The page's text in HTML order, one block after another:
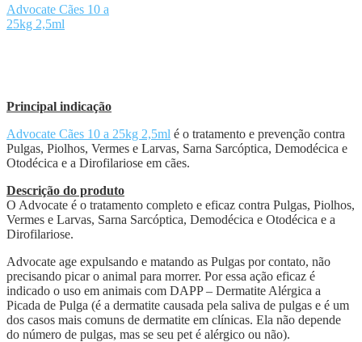
Advocate Cães 10 a
25kg 2,5ml
Principal indicação
Advocate Cães 10 a 25kg 2,5ml é o tratamento e prevenção contra
Pulgas, Piolhos, Vermes e Larvas, Sarna Sarcóptica, Demodécica e
Otodécica e a Dirofilariose em cães.
Descrição do produto
O Advocate é o tratamento completo e eficaz contra Pulgas, Piolhos,
Vermes e Larvas, Sarna Sarcóptica, Demodécica e Otodécica e a
Dirofilariose.
Advocate age expulsando e matando as Pulgas por contato, não
precisando picar o animal para morrer. Por essa ação eficaz é
indicado o uso em animais com DAPP – Dermatite Alérgica a
Picada de Pulga (é a dermatite causada pela saliva de pulgas e é um
dos casos mais comuns de dermatite em clínicas. Ela não depende
do número de pulgas, mas se seu pet é alérgico ou não).